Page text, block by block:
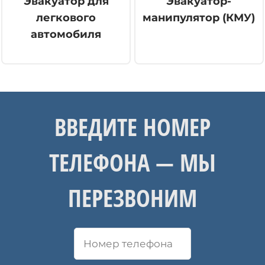
легкового
автомобиля
манипулятор (КМУ)
ВВЕДИТЕ НОМЕР
ТЕЛЕФОНА — МЫ
ПЕРЕЗВОНИМ